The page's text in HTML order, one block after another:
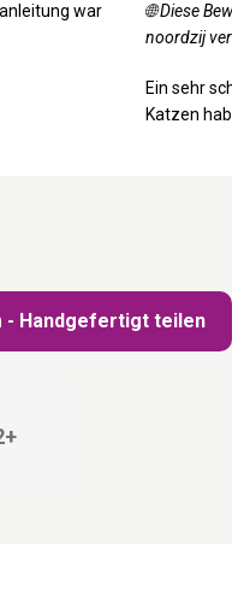
war
🌐 Diese
noordzij
Ein sehr
Katzen
- Handgefertigt teilen